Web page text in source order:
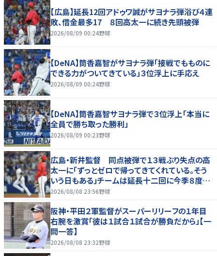
【広島】延長12回アドゥワ誠がサヨナラ弾浴び４連
敗、借金最多17 ８回高太一に続き先頭被弾
2026/08/09 00:24野球
【DeNA】筒香嘉智がサヨナラ弾「接戦でもものに
できる力がついてきている」３位浮上に手応え
2026/08/09 00:24野球
【DeNA】筒香嘉智サヨナラ弾で３位浮上「本当に
全員で勝ち取った勝利」
2026/08/09 00:23野球
広島・新井監督 同点被弾で１３戦ぶり失点の高
太一に「ずっとゼロで帰ってきてくれている。そう
いう日もある」チームは延長十二回に今季８度目
サヨナラ負け
2026/08/08 23:56野球
阪神・平田２軍監督がスーパーリリーフの１年目
右腕を激賞「彼は１試合１試合が勝負だから」【一
問一答】
2026/08/08 23:32野球